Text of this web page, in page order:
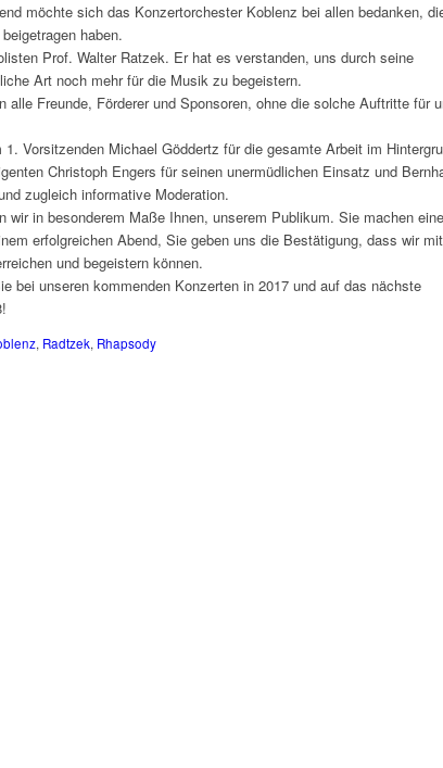
möchte sich das Konzertorchester Koblenz bei allen bedanken,
haben.
Prof. Walter Ratzek. Er hat es verstanden, uns durch seine
Art noch mehr für die Musik zu begeistern.
alle Freunde, Förderer und Sponsoren, ohne die solche Auftritte für
Vorsitzenden Michael Göddertz für die gesamte Arbeit im
Christoph Engers für seinen unermüdlichen Einsatz und
zugleich informative Moderation.
wir in besonderem Maße Ihnen, unserem Publikum. Sie machen
erfolgreichen Abend, Sie geben uns die Bestätigung, dass wir mit
und begeistern können.
bei unseren kommenden Konzerten in 2017 und auf das nächste
, Radtzek, Rhapsody